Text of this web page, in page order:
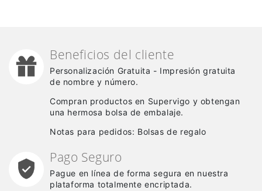
Beneficios del cliente
Personalización Gratuita - Impresión gratuita
de nombre y número.
Compran productos en Supervigo y obtengan
una hermosa bolsa de embalaje.
Notas para pedidos: Bolsas de regalo
Pago Seguro
Pague en línea de forma segura en nuestra
plataforma totalmente encriptada.